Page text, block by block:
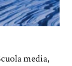
media,